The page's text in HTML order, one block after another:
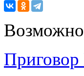
Приговор